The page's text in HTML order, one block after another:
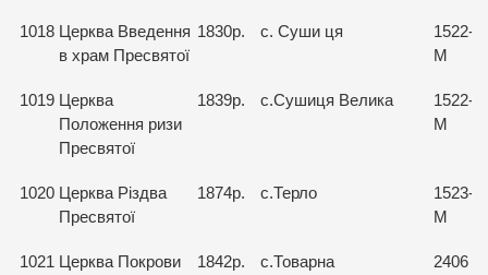
1018 Церква Введення
в храм Пресвятої
1830р. с. Суши ця
1522-
М
1019 Церква
Положення ризи
Пресвятої
1839р. с.Сушиця Велика
1522-
М
1020 Церква Різдва
Пресвятої
1874р. с.Терло
1523-
М
1021 Церква Покрови
1842р. с.Товарна
2406